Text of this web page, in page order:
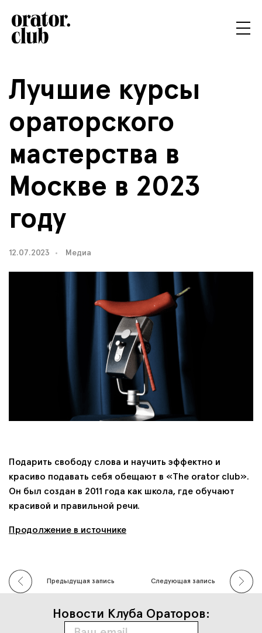
Лучшие курсы
ораторского
мастерства в
Москве в 2023
году
12.07.2023 Медиа
Подарить свободу слова и научить эффектно и
красиво подавать себя обещают в «The orator club».
Он был создан в 2011 года как школа, где обучают
красивой и правильной речи.
Продолжение в источнике
Предыдущая запись Следующая запись
Новости Клуба Ораторов: